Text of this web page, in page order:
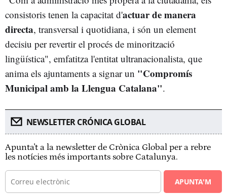
consistoris tenen la capacitat d'actuar de manera
directa, transversal i quotidiana, i són un element
decisiu per revertir el procés de minorització
lingüística", emfatitza l'entitat ultranacionalista, que
anima els ajuntaments a signar un "Compromís
Municipal amb la Llengua Catalana".
NEWSLETTER CRÓNICA GLOBAL
Apunta't a la newsletter de Crònica Global per a rebre
les notícies més importants sobre Catalunya.
APUNTA'M